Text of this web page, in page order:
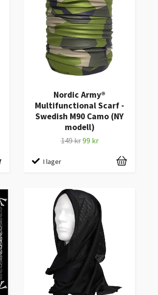
Nordic Army®
Multifunctional Scarf -
Swedish M90 Camo (NY
modell)
149 kr99 kr
I lager